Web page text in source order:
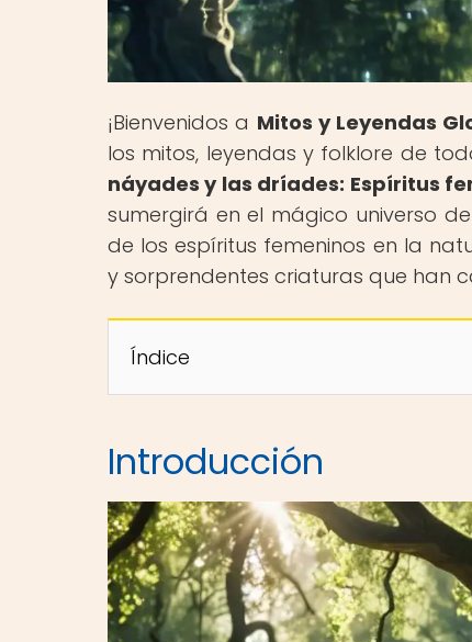
¡Bienvenidos a Mitos y Leyendas
los mitos, leyendas y folklore de
náyades y las dríades: Espíritus
sumergirá en el mágico universo
de los espíritus femeninos en la
y sorprendentes criaturas que han
Índice
Introducción